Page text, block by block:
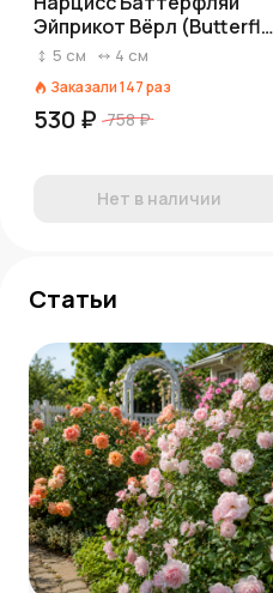
Эйприкот Вёрл (Butterfly
Apricot Whirl)
5 см 4 см
Заказали147раз
530 ₽ 758 ₽
Нет в наличии
Статьи